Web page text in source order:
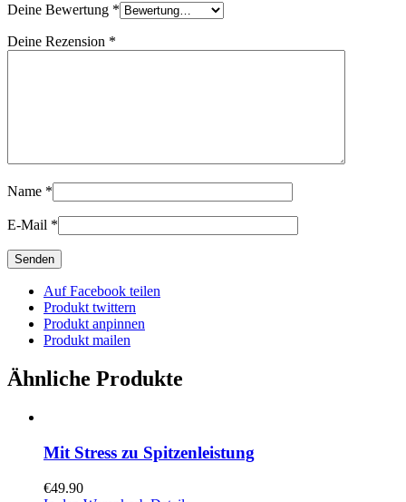
Deine Bewertung *
Deine Rezension *
Name *
E-Mail *
Auf Facebook teilen
Produkt twittern
Produkt anpinnen
Produkt mailen
Ähnliche Produkte
Mit Stress zu Spitzenleistung
€49.90